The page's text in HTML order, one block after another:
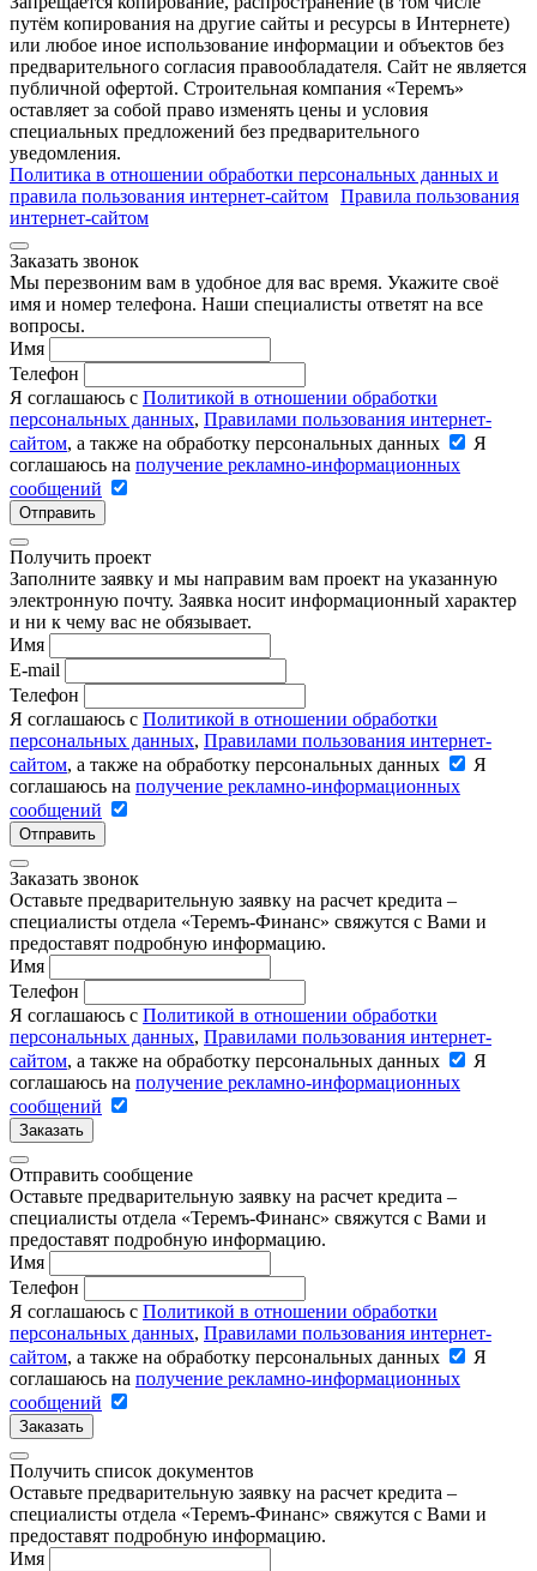
путём копирования на другие сайты и ресурсы в Интернете)
или любое иное использование информации и объектов без
предварительного согласия правообладателя. Cайт не является
публичной офертой. Строительная компания «Теремъ»
оставляет за собой право изменять цены и условия
специальных предложений без предварительного
уведомления.
Политика в отношении обработки персональных данных и
правила пользования интернет-сайтом Правила пользования
интернет-сайтом
Заказать звонок
Мы перезвоним вам в удобное для вас время. Укажите своё
имя и номер телефона. Наши специалисты ответят на все
вопросы.
Имя
Телефон
Я соглашаюсь с Политикой в отношении обработки
персональных данных, Правилами пользования интернет-
сайтом, а также на обработку персональных данных
Я
соглашаюсь на получение рекламно-информационных
сообщений
Отправить
Получить проект
Заполните заявку и мы направим вам проект на указанную
электронную почту. Заявка носит информационный характер
и ни к чему вас не обязывает.
Имя
E-mail
Телефон
Я соглашаюсь с Политикой в отношении обработки
персональных данных, Правилами пользования интернет-
сайтом, а также на обработку персональных данных
Я
соглашаюсь на получение рекламно-информационных
сообщений
Отправить
Заказать звонок
Оставьте предварительную заявку на расчет кредита –
специалисты отдела «Теремъ-Финанс» свяжутся с Вами и
предоставят подробную информацию.
Имя
Телефон
Я соглашаюсь с Политикой в отношении обработки
персональных данных, Правилами пользования интернет-
сайтом, а также на обработку персональных данных
Я
соглашаюсь на получение рекламно-информационных
сообщений
Заказать
Отправить сообщение
Оставьте предварительную заявку на расчет кредита –
специалисты отдела «Теремъ-Финанс» свяжутся с Вами и
предоставят подробную информацию.
Имя
Телефон
Я соглашаюсь с Политикой в отношении обработки
персональных данных, Правилами пользования интернет-
сайтом, а также на обработку персональных данных
Я
соглашаюсь на получение рекламно-информационных
сообщений
Заказать
Получить список документов
Оставьте предварительную заявку на расчет кредита –
специалисты отдела «Теремъ-Финанс» свяжутся с Вами и
предоставят подробную информацию.
Имя